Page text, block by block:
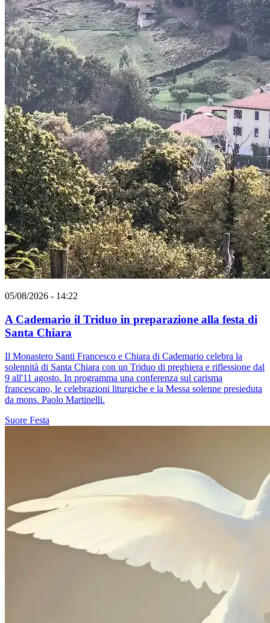
05/08/2026 - 14:22
A Cademario il Triduo in preparazione alla festa di
Santa Chiara
Il Monastero Santi Francesco e Chiara di Cademario celebra la
solennità di Santa Chiara con un Triduo di preghiera e riflessione dal
9 all'11 agosto. In programma una conferenza sul carisma
francescano, le celebrazioni liturgiche e la Messa solenne presieduta
da mons. Paolo Martinelli.
Suore Festa